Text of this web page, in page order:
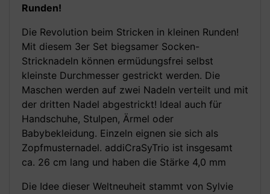
Runden!
Die Revolution beim Stricken in kleinen Runden!
Mit diesem 3er Set biegsamer Socken-
Stricknadeln können ermüdungsfrei selbst
kleinste Durchmesser gestrickt werden. Die
Maschen werden auf zwei Nadeln verteilt und mit
der dritten Nadel abgestrickt! Ideal auch für
Handschuhe, Stulpen, Ärmel oder
Babybekleidung. Einzeln eignen sie sich als
Zopfmusternadel. addiCraSyTrio ist insgesamt
ca. 26 cm lang und haben die Stärke 4,0 mm
Die Idee dieser Weltneuheit stammt von Sylvie